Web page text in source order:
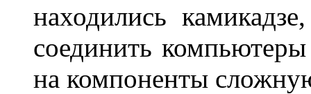
находились
соединить
на компоненты